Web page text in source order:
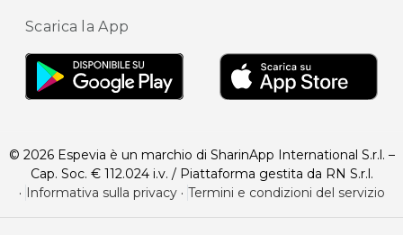
Scarica la App
© 2026 Espevia è un marchio di SharinApp International S.r.l. –
Cap. Soc. € 112.024 i.v. / Piattaforma gestita da RN S.r.l.
· Informativa sulla privacy· Termini e condizioni del servizio